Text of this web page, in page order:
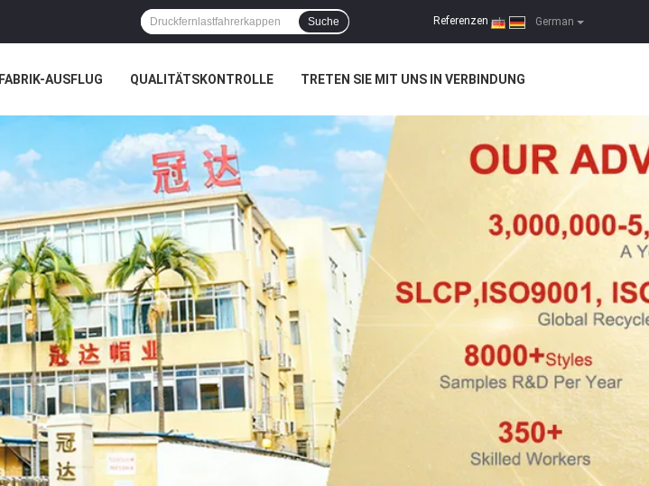
German
Referenzen |
Suche
FABRIK-AUSFLUG QUALITÄTSKONTROLLE TRETEN SIE MIT UNS IN VERBINDUNG